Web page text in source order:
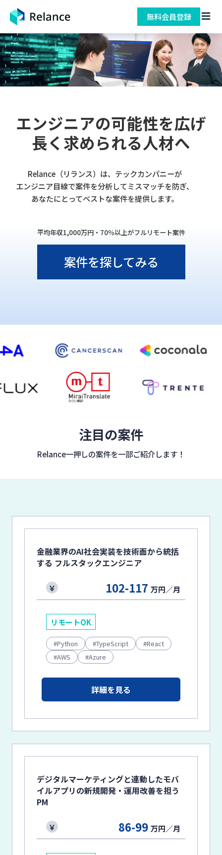
無料会員登録
エンジニアの可能性を広げ
長く求められる人材へ
Relance（リランス）は、テックカンパニーが
エンジニア目線で案件を分析してミスマッチを防ぎ、
あなたにとってベストな案件を提供します。
平均年収1,000万円・70％以上がフルリモート案件
案件を探してみる
注目の案件
Relance一押しの案件を一部ご紹介します！
金融業界のAI社会実装を技術面から統括
する フルスタックエンジニア
102-117万円／月
リモートOK
Python TypeScript
React
AWS
Azure
詳細を見る
デジタルマーケティングと連動したモバ
イルアプリの新規開発・運用改善を担う
PM
86-99万円／月